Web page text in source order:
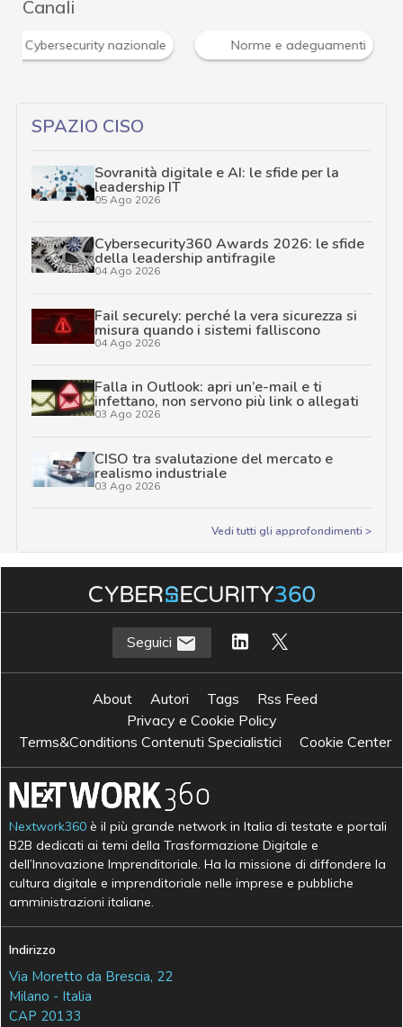
Canali
Cybersecurity nazionale Norme e adeguamenti
SPAZIO CISO
Sovranità digitale e AI: le sfide per la
leadership IT
05 Ago 2026
Cybersecurity360 Awards 2026: le sfide
della leadership antifragile
04 Ago 2026
Fail securely: perché la vera sicurezza si
misura quando i sistemi falliscono
04 Ago 2026
Falla in Outlook: apri un’e-mail e ti
infettano, non servono più link o allegati
03 Ago 2026
CISO tra svalutazione del mercato e
realismo industriale
03 Ago 2026
Vedi tutti gli approfondimenti >
Seguici
About Autori Tags
Rss Feed
Privacy e Cookie Policy
Terms&Conditions Contenuti Specialistici
Cookie Center
Nextwork360 è il più grande network in Italia di testate e portali
B2B dedicati ai temi della Trasformazione Digitale e
dell’Innovazione Imprenditoriale. Ha la missione di diffondere la
cultura digitale e imprenditoriale nelle imprese e pubbliche
amministrazioni italiane.
Indirizzo
Via Moretto da Brescia, 22
Milano - Italia
CAP 20133